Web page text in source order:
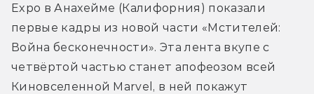
Expo в Анахейме (Калифорния) показали
первые кадры из новой части «Мстителей:
Война бесконечности». Эта лента вкупе с
четвёртой частью станет апофеозом всей
Киновселенной Marvel, в ней покажут